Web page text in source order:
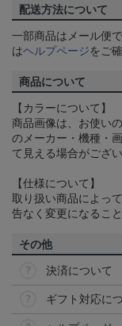
配送方法について
一部商品はメール便
はヘルプページをご
商品について
【カラーについて】
商品画像は、お使い
のメーカー・機種・
て見える場合がござ
【仕様について】
取り扱い商品によっ
告なく変更になるこ
その他
決済について
ギフト対応に